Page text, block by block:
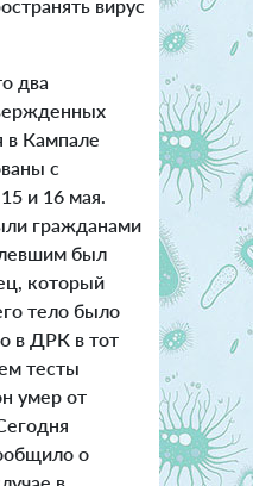
вирус
два
в Кампале
с
и 16 мая.
гражданами
был
который
тело было
в ДРК в тот
тесты
умер от
о